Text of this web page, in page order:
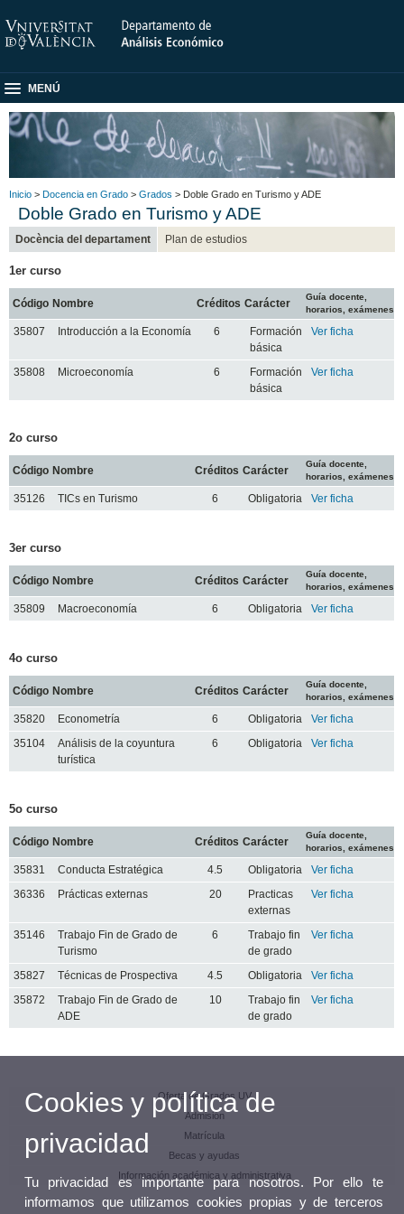
MENÚ
Inicio > Docencia en Grado > Grados > Doble Grado en Turismo y ADE
Doble Grado en Turismo y ADE
Docència del departament Plan de estudios
1er curso
Código Nombre Créditos Carácter
Guía docente,
horarios, exámenes
35807 Introducción a la Economía 6
Formación
básica
Ver ficha
35808 Microeconomía 6
Formación
básica
Ver ficha
2o curso
Código Nombre Créditos Carácter
Guía docente,
horarios, exámenes
35126 TICs en Turismo 6 Obligatoria Ver ficha
3er curso
Código Nombre Créditos Carácter
Guía docente,
horarios, exámenes
35809 Macroeconomía 6 Obligatoria Ver ficha
4o curso
Código Nombre Créditos Carácter
Guía docente,
horarios, exámenes
35820 Econometría 6 Obligatoria
Ver ficha
35104
Análisis de la coyuntura
turística
6 Obligatoria Ver ficha
5o curso
Código Nombre Créditos Carácter
Guía docente,
horarios, exámenes
35831 Conducta Estratégica 4.5 Obligatoria
Ver ficha
36336
Prácticas externas 20
Practicas
externas
Ver ficha
35146
Trabajo Fin de Grado de
Turismo
6
Trabajo fin
de grado
Ver ficha
35827 Técnicas de Prospectiva 4.5 Obligatoria
Ver ficha
35872
Trabajo Fin de Grado de
ADE
10
Trabajo fin
de grado
Ver ficha
Oferta de Grados UV
Admisión
Matrícula
Becas y ayudas
Información académica y administrativa
Cookies y política de
privacidad
Tu privacidad es importante para nosotros. Por ello te
informamos que utilizamos cookies propias y de terceros